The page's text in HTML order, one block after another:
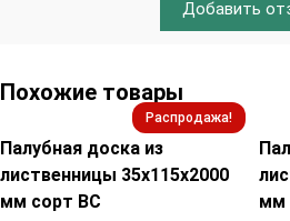
Добавить
Похожие товары
Распродажа!
Палубная доска из
лиственницы 35х115х2000
мм сорт ВС
мм